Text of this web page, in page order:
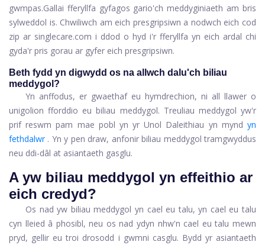
gwmpas.Gallai fferyllfa gyfagos gario'ch meddyginiaeth am bris
sylweddol is. Chwiliwch am eich presgripsiwn a nodwch eich cod
zip ar singlecare.com i ddod o hyd i'r fferyllfa yn eich ardal chi
gyda'r pris gorau ar gyfer eich presgripsiwn.
Beth fydd yn digwydd os na allwch dalu'ch biliau
meddygol?
Yn anffodus, er gwaethaf eu hymdrechion, ni all llawer o
unigolion fforddio eu biliau meddygol. Treuliau meddygol yw'r
prif reswm pam mae pobl yn yr Unol Daleithiau yn mynd yn
fethdalwr . Yn y pen draw, anfonir biliau meddygol tramgwyddus
neu ddi-dâl at asiantaeth gasglu.
A yw biliau meddygol yn effeithio ar
eich credyd?
Os nad yw biliau meddygol yn cael eu talu, yn cael eu talu
cyn lleied â phosibl, neu os nad ydyn nhw'n cael eu talu mewn
pryd, gellir eu troi drosodd i gwmni casglu. Bydd yr asiantaeth